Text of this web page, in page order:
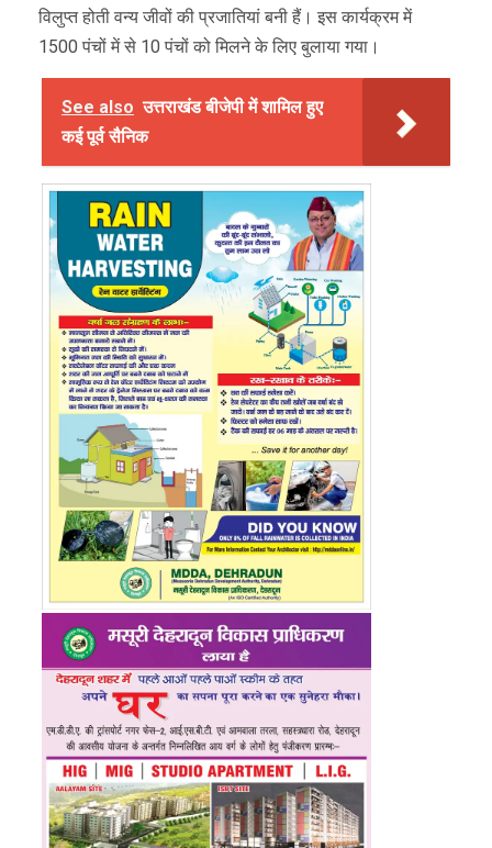
विलुप्त होती वन्य जीवों की प्रजातियां बनी हैं। इस कार्यक्रम में
1500 पंचों में से 10 पंचों को मिलने के लिए बुलाया गया।
See also उत्तराखंड बीजेपी में शामिल हुए
कई पूर्व सैनिक